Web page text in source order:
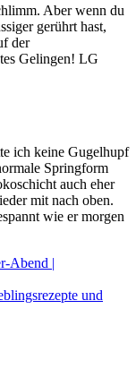
Aber wenn du
gerührt hast,
der
Gelingen! LG
ich keine Gugelhupf
Springform
auch eher
mit nach oben.
wie er morgen
Abend |
und